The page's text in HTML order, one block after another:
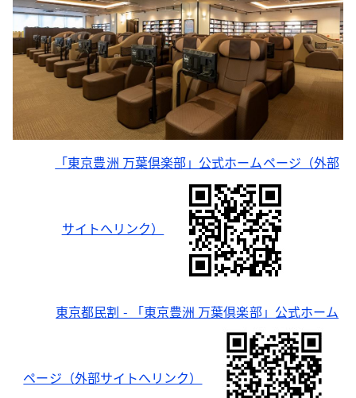
「東京豊洲 万葉倶楽部」公式ホームページ（外部
サイトへリンク）
東京都民割 - 「東京豊洲 万葉倶楽部」公式ホーム
ページ（外部サイトへリンク）